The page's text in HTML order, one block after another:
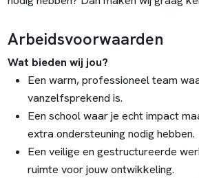
Arbeidsvoorwaarden
Wat bieden wij jou?
Een warm, professioneel team
vanzelfsprekend is.
Een school waar je echt impact
extra ondersteuning nodig hebben.
Een veilige en gestructureerde
ruimte voor jouw ontwikkeling.